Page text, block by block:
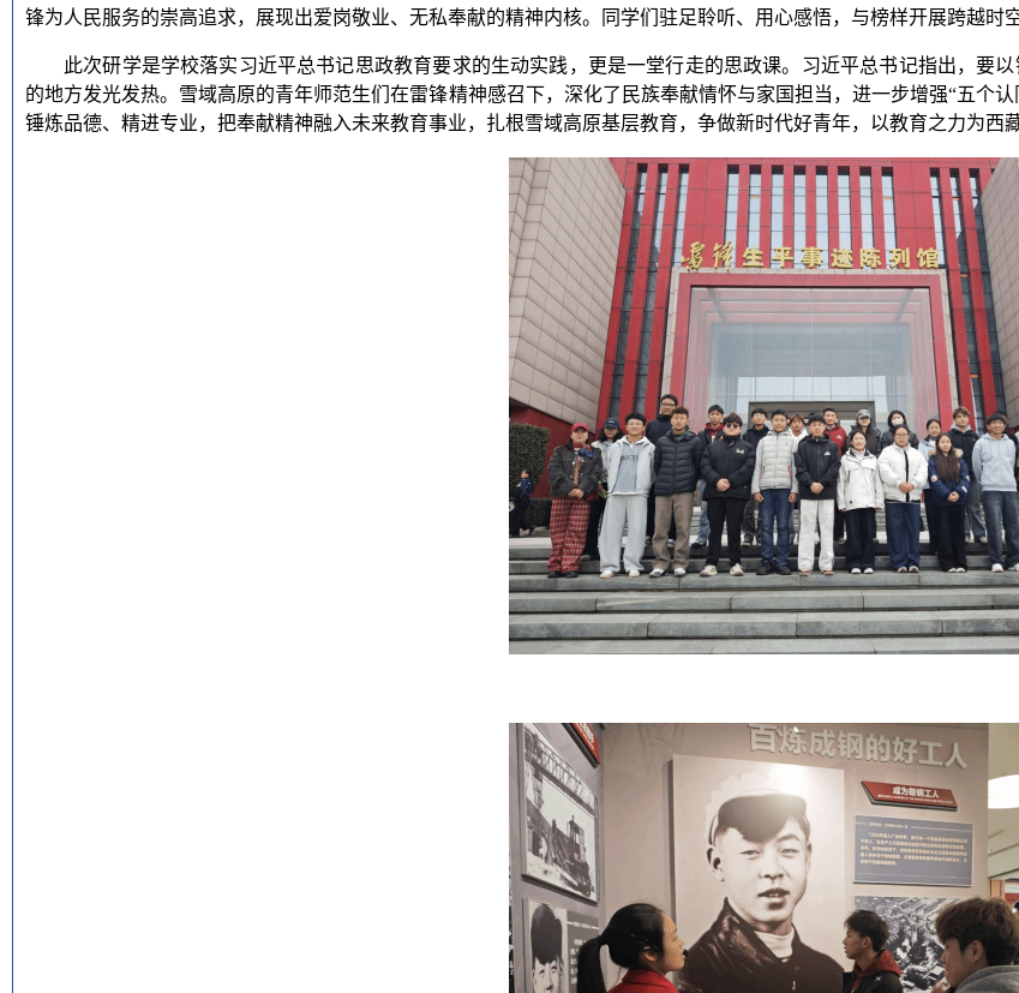
锋为人民服务的崇高追求，展现出爱岗敬业、无私奉献的精神内核。同学们驻足聆听、用心感悟，与榜样开展跨越时
此次研学是学校落实习近平总书记思政教育要求的生动实践，更是一堂行走的思政课。 习近平总书记指出，要
的地方发光发热。雪域高原的青年师范生们在雷锋精神感召下，深化了民族奉献情怀与家国担当，进一步增强“五个
锤炼品德、精进专业，把奉献精神融入未来教育事业，扎根雪域高原基层教育，争做新时代好青年，以教育之力为西